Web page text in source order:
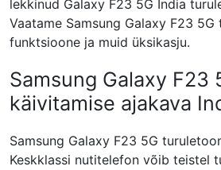
lekkinud Galaxy F23 5G India
Vaatame Samsung Galaxy F23 5G
funktsioone ja muid üksikasju.
Samsung Galaxy F23
käivitamise ajakava
Samsung Galaxy F23 5G
Keskklassi nutitelefon võib teistel